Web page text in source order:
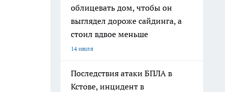
облицевать дом, чтобы он
выглядел дороже сайдинга, а
стоил вдвое меньше
14 июля
Последствия атаки БПЛА в
Кстове, инцидент в